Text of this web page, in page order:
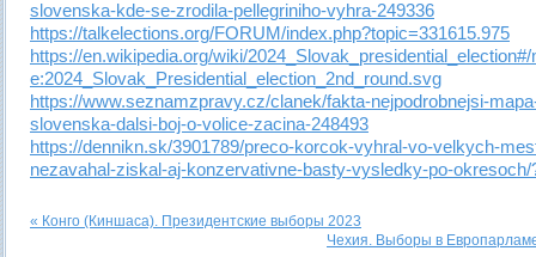
slovenska-kde-se-zrodila-pellegriniho-vyhra-249336
https://talkelections.org/FORUM/index.php?topic=331615.975
https://en.wikipedia.org/wiki/2024_Slovak_presidential_election#/
e:2024_Slovak_Presidential_election_2nd_round.svg
https://www.seznamzpravy.cz/clanek/fakta-nejpodrobnejsi-
slovenska-dalsi-boj-o-volice-zacina-248493
https://dennikn.sk/3901789/preco-korcok-vyhral-vo-velkych-
nezavahal-ziskal-aj-konzervativne-basty-vysledky-po-okresoch/
« Конго (Киншаса). Президентские выборы 2023
Чехия. Выборы в